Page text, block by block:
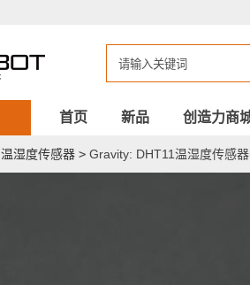
首页 新品 创造力商
温湿度传感器 > Gravity: DHT11温湿度传感